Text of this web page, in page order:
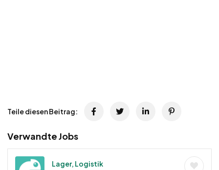
Teile diesen Beitrag:
Verwandte Jobs
Lager, Logistik